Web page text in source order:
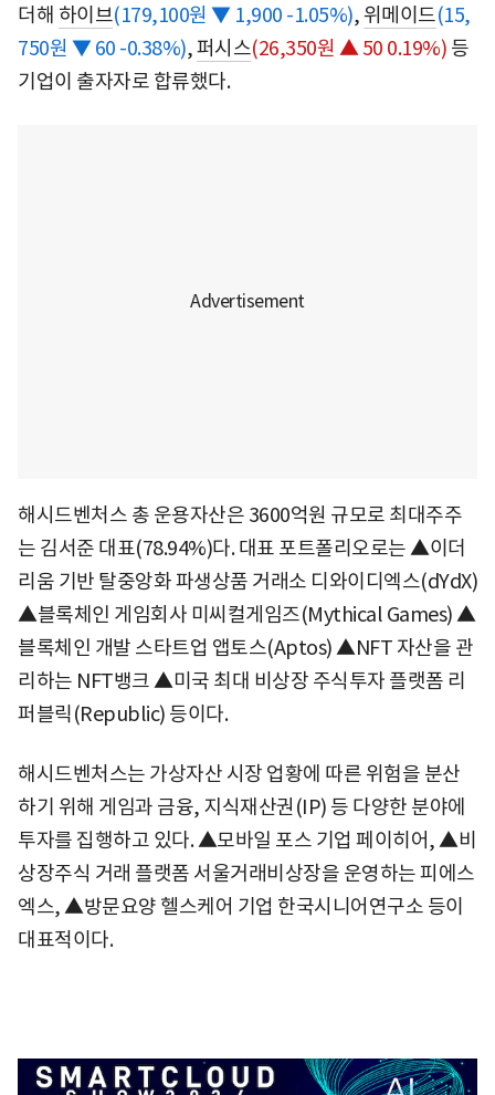
더해 하이브(179,100원 ▼ 1,900 -1.05%),위메이드(15,
750원 ▼ 60 -0.38%),퍼시스(26,350원 ▲ 50 0.19%) 등
기업이 출자자로 합류했다.
해시드벤처스 총 운용자산은 3600억원 규모로 최대주주
는 김서준 대표(78.94%)다. 대표 포트폴리오로는 ▲이더
리움 기반 탈중앙화 파생상품 거래소 디와이디엑스(dYdX)
▲블록체인 게임회사 미씨컬게임즈(Mythical Games) ▲
블록체인 개발 스타트업 앱토스(Aptos) ▲NFT 자산을 관
리하는 NFT뱅크 ▲미국 최대 비상장 주식투자 플랫폼 리
퍼블릭(Republic) 등이다.
해시드벤처스는 가상자산 시장 업황에 따른 위험을 분산
하기 위해 게임과 금융, 지식재산권(IP) 등 다양한 분야에
투자를 집행하고 있다. ▲모바일 포스 기업 페이히어, ▲비
상장주식 거래 플랫폼 서울거래비상장을 운영하는 피에스
엑스, ▲방문요양 헬스케어 기업 한국시니어연구소 등이
대표적이다.